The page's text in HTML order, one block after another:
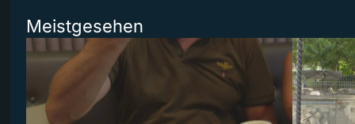
Meistgesehen